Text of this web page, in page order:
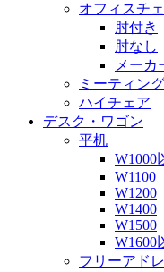
オフィスチ
肘付き
肘なし
メーカ
ミーティン
ハイチェア
デスク・ワゴン
平机
W1000
W1100
W1200
W1400
W1500
W1600
フリーアド